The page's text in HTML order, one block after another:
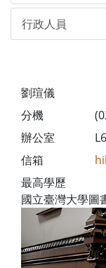
行政人員
劉瑄儀
分機
辦公室
信箱
最高學歷
國立臺灣大學圖